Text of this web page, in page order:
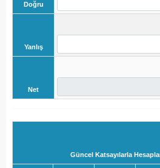
Doğru
Yanlış
Net
Güncel Katsayılarla